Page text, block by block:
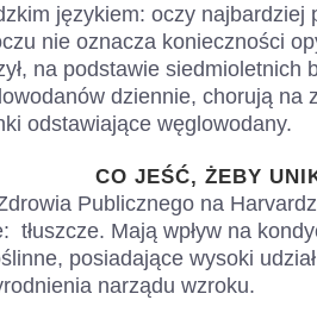
językiem: oczy
nie oznacza konieczności
na podstawie
dziennie, chorują na
odstawiające węglowodany.
CO JEŚĆ, ŻEBY
Publicznego na
tłuszcze. Mają wpływ na
posiadające wysoki
narządu wzroku.